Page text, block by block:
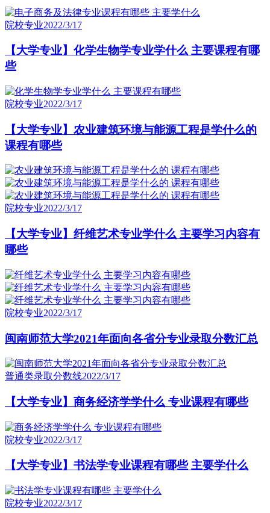
院校专业2022/3/17
【大学专业】化学生物学专业学什么 主要课程有哪
些
院校专业2022/3/17
【大学专业】农业建筑环境与能源工程是学什么的
课程有哪些
院校专业2022/3/17
【大学专业】纤维艺术专业学什么 主要学习内容有
哪些
院校专业2022/3/17
闽南师范大学2021年面向各省分专业录取分数汇总
普通类录取分数线2022/3/17
【大学专业】商务经济学学什么 专业课程有哪些
院校专业2022/3/17
【大学专业】书法学专业课程有哪些 主要学什么
院校专业2022/3/17